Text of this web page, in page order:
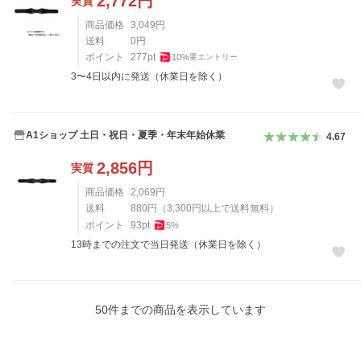
商品価格 3,049 円
送料
0 円
ポイント
277pt 10%要エントリー
3〜4日以内に発送（休業日を除く）
A1ショップ 土日・祝日・夏季・年末年始休業 4.67
実質 2,856円
商品価格 2,069 円
送料
880 円 （3,300 円以上で送料無料）
ポイント
93pt 5%
13時までの注文で当日発送（休業日を除く）
50件までの商品を表示しています